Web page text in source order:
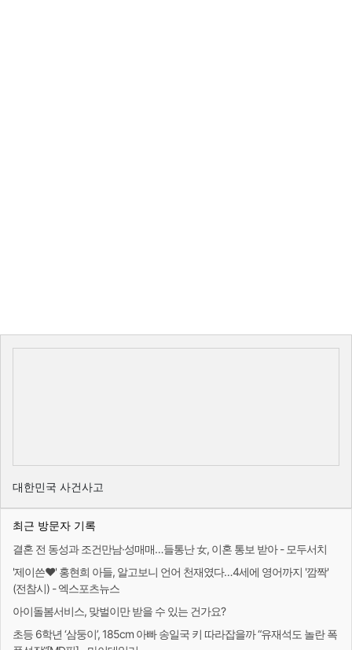
대한민국 사건사고
최근 방문자 기록
결혼 전 동성과 조건만남·성매매…들통난 女, 이혼 통보 받아 - 모두서치
'제이쓴♥' 홍현희 아들, 알고보니 언어 천재였다…4세에 영어까지 '깜짝'
(전참시) - 엑스포츠뉴스
아이돌봄서비스, 맞벌이만 받을 수 있는 건가요?
초등 6학년 ‘삼둥이’, 185cm 아빠 송일국 키 따라잡을까 “유재석도 놀란 폭